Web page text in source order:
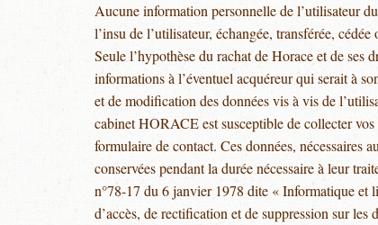
Aucune information personnelle de l’utilisateur
l’insu de l’utilisateur, échangée, transférée,
Seule l’hypothèse du rachat de Horace et de ses
informations à l’éventuel acquéreur qui serait à
et de modification des données vis à vis de
cabinet HORACE est susceptible de collecter
formulaire de contact. Ces données, nécessaires
conservées pendant la durée nécessaire à leur
n°78-17 du 6 janvier 1978 dite « Informatique et
d’accès, de rectification et de suppression sur